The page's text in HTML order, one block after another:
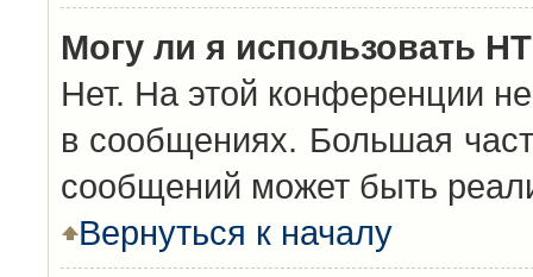
Могу ли я использовать
Нет. На этой конференции
в сообщениях. Большая
сообщений может быть
Вернуться к началу